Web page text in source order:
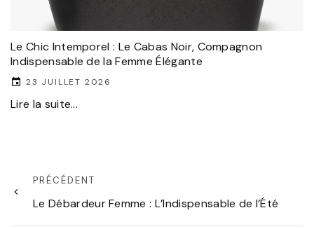
Le Chic Intemporel : Le Cabas Noir, Compagnon
Indispensable de la Femme Élégante
23 JUILLET 2026
Lire la suite...
PRÉCÉDENT
Le Débardeur Femme : L’Indispensable de l’Été